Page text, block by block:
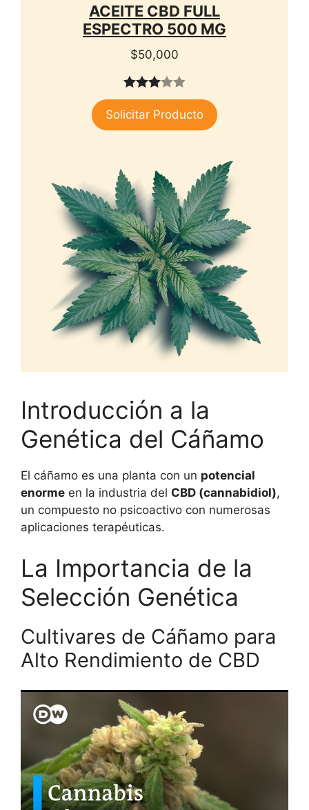
ACEITE CBD FULL
ESPECTRO 500 MG
$50,000
3.00
de 5
Solicitar Producto
Introducción a la
Genética del Cáñamo
El cáñamo es una planta con un potencial
enorme en la industria del CBD (cannabidiol),
un compuesto no psicoactivo con numerosas
aplicaciones terapéuticas.
La Importancia de la
Selección Genética
Cultivares de Cáñamo para
Alto Rendimiento de CBD